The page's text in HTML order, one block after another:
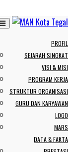
PROFIL
SEJARAH SINGKAT
VISI & MISI
PROGRAM KERJA
STRUKTUR ORGANISASI
GURU DAN KARYAWAN
LOGO
MARS
DATA & FAKTA